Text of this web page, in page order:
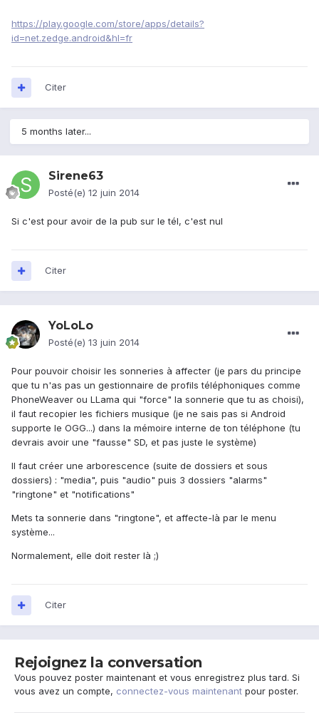
https://play.google.com/store/apps/details?
id=net.zedge.android&hl=fr
Citer
5 months later...
Sirene63
Posté(e) 12 juin 2014
Si c'est pour avoir de la pub sur le tél, c'est nul
Citer
YoLoLo
Posté(e) 13 juin 2014
Pour pouvoir choisir les sonneries à affecter (je pars du principe
que tu n'as pas un gestionnaire de profils téléphoniques comme
PhoneWeaver ou LLama qui "force" la sonnerie que tu as choisi),
il faut recopier les fichiers musique (je ne sais pas si Android
supporte le OGG...) dans la mémoire interne de ton téléphone (tu
devrais avoir une "fausse" SD, et pas juste le système)
Il faut créer une arborescence (suite de dossiers et sous
dossiers) : "media", puis "audio" puis 3 dossiers "alarms"
"ringtone" et "notifications"
Mets ta sonnerie dans "ringtone", et affecte-là par le menu
système...
Normalement, elle doit rester là ;)
Citer
Rejoignez la conversation
Vous pouvez poster maintenant et vous enregistrez plus tard. Si
vous avez un compte, connectez-vous maintenant pour poster.